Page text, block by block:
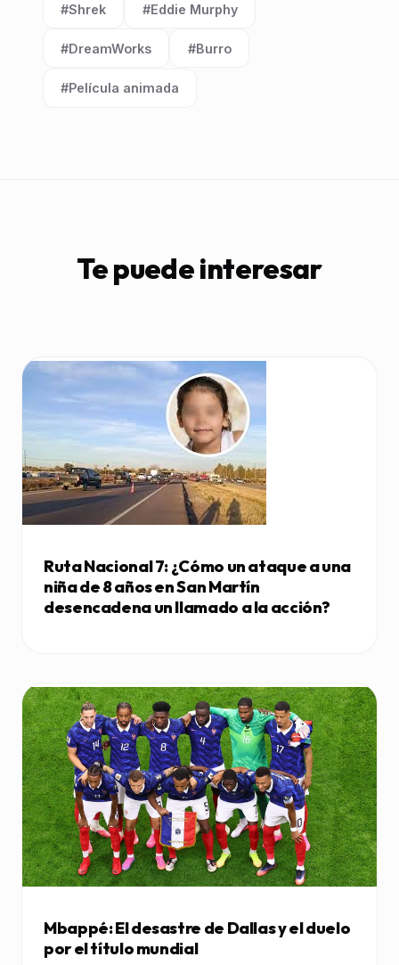
Etiqueta:
#Shrek
Etiqueta:
#Eddie Murphy
Etiqueta:
#DreamWorks
Etiqueta:
#Burro
Etiqueta:
#Película animada
Te puede interesar
Ruta Nacional 7: ¿Cómo un ataque a una
niña de 8 años en San Martín
desencadena un llamado a la acción?
Mbappé: El desastre de Dallas y el duelo
por el título mundial